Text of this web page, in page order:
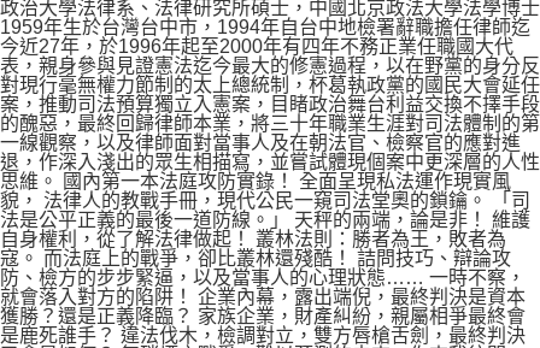
政治大學法律系、法律研究所碩士，中國北京政法大學法學博士
1959年生於台灣台中市，1994年自台中地檢署辭職擔任律師迄
今近27年，於1996年起至2000年有四年不務正業任職國大代
表，親身參與見證憲法迄今最大的修憲過程，以在野黨的身分反
對現行毫無權力節制的太上總統制，杯葛執政黨的國民大會延任
案，推動司法預算獨立入憲案，目睹政治舞台利益交換不擇手段
的醜惡，最終回歸律師本業，將三十年職業生涯對司法體制的第
一線觀察，以及律師面對當事人及在朝法官、檢察官的應對進
退，作深入淺出的眾生相描寫，並嘗試體現個案中更深層的人性
思維。 國內第一本法庭攻防實錄！ 全面呈現私法運作現實風
貌， 法律人的教戰手冊，現代公民一窺司法堂奧的鎖鑰。 「司
法是公平正義的最後一道防線。」 天秤的兩端，論是非！ 維護
自身權利，從了解法律做起！ 叢林法則：勝者為王，敗者為
寇。 而法庭上的戰爭，卻比叢林還殘酷！ 詰問技巧、辯論攻
防、檢方的步步緊逼，以及當事人的心理狀態…… 一時不察，
就會落入對方的陷阱！ 企業內幕，露出端倪，最終判決是資本
獲勝？還是正義降臨？ 家族企業，財產糾紛，親屬相爭最終會
是鹿死誰手？ 違法伐木，檢調對立，雙方唇槍舌劍，最終判決